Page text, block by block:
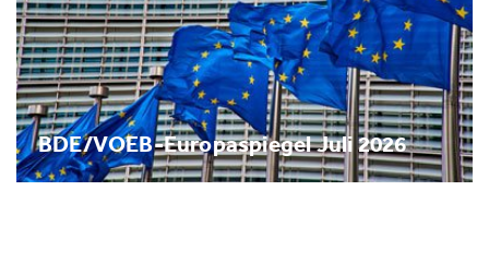
BDE/VOEB-Europaspiegel Juli 2026